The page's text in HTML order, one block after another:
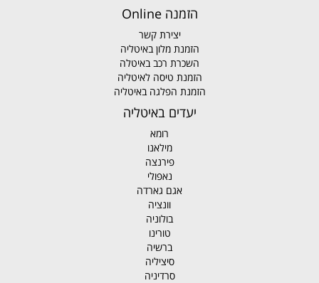
הזמנה Online
יצירת קשר
הזמנת מלון באיטליה
השכרת רכב באיטלה
הזמנת טיסה לאיטליה
הזמנת הפלגה באיטליה
יעדים באיטליה
רומא
מילאנו
פירנצה
נאפולי
אגם גארדה
וונציה
בולוניה
טורינו
ברשיה
סיציליה
סרדיניה